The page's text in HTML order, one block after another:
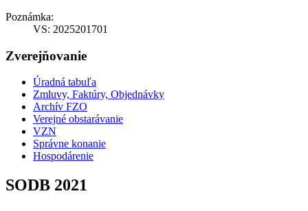
Poznámka:
VS: 2025201701
Zverejňovanie
Úradná tabuľa
Zmluvy, Faktúry, Objednávky
Archív FZO
Verejné obstarávanie
VZN
Správne konanie
Hospodárenie
SODB 2021